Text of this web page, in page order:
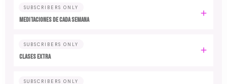
SUBSCRIBERS ONLY
MEDITACIONES DE CADA SEMANA
SUBSCRIBERS ONLY
CLASES EXTRA
SUBSCRIBERS ONLY